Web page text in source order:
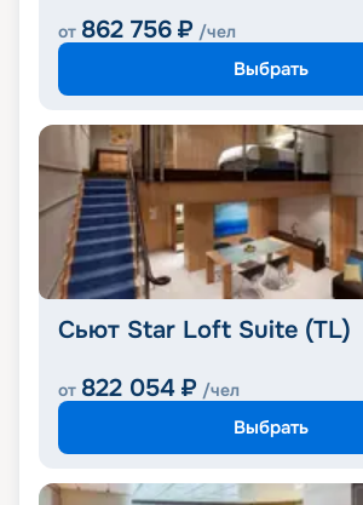
от 862 756 ₽ /чел
Выбрать
Сьют Star Loft Suite (TL)
от 822 054 ₽ /чел
Выбрать